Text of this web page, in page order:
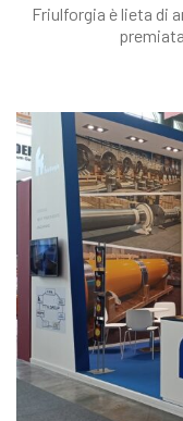
Friulforgia è lieta di